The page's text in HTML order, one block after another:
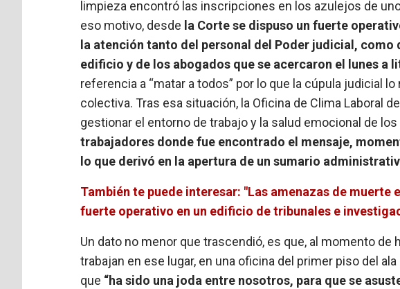
limpieza encontró las inscripciones en los azulejos de
eso motivo, desde la Corte se dispuso un fuerte
la atención tanto del personal del Poder judicial, como
edificio y de los abogados que se acercaron el lunes a
referencia a “matar a todos” por lo que la cúpula judicial
colectiva. Tras esa situación, la Oficina de Clima Laboral
gestionar el entorno de trabajo y la salud emocional de
trabajadores donde fue encontrado el mensaje,
lo que derivó en la apertura de un sumario
También te puede interesar: "Las amenazas de muerte
fuerte operativo en un edificio de tribunales e
Un dato no menor que trascendió, es que, al momento de
trabajan en ese lugar, en una oficina del primer piso del
que “ha sido una joda entre nosotros, para que se